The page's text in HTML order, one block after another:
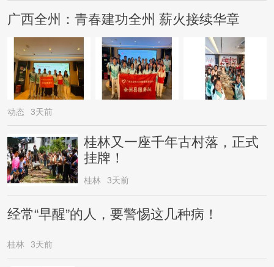
广西全州：青春建功全州 薪火接续华章
动态 3天前
桂林又一座千年古村落，正式
挂牌！
桂林 3天前
经常“早醒”的人，要警惕这几种病！
桂林 3天前